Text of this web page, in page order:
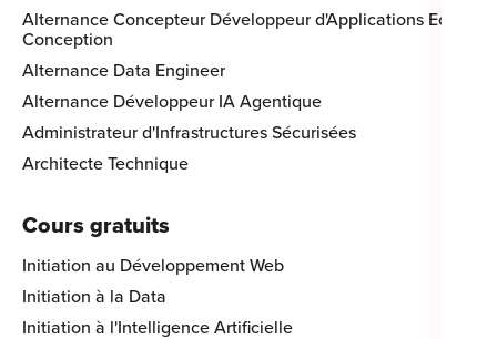
Alternance Concepteur Développeur d'Applications Eco-
Conception
Alternance Data Engineer
Alternance Développeur IA Agentique
Administrateur d'Infrastructures Sécurisées
Architecte Technique
Cours gratuits
Initiation au Développement Web
Initiation à la Data
Initiation à l'Intelligence Artificielle